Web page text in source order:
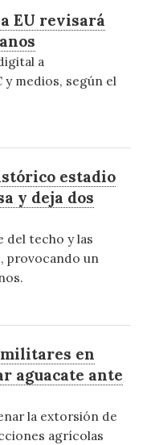
EU revisará
a
medios, según el
estadio
y deja dos
del techo y las
provocando un
militares en
aguacate ante
la extorsión de
agrícolas